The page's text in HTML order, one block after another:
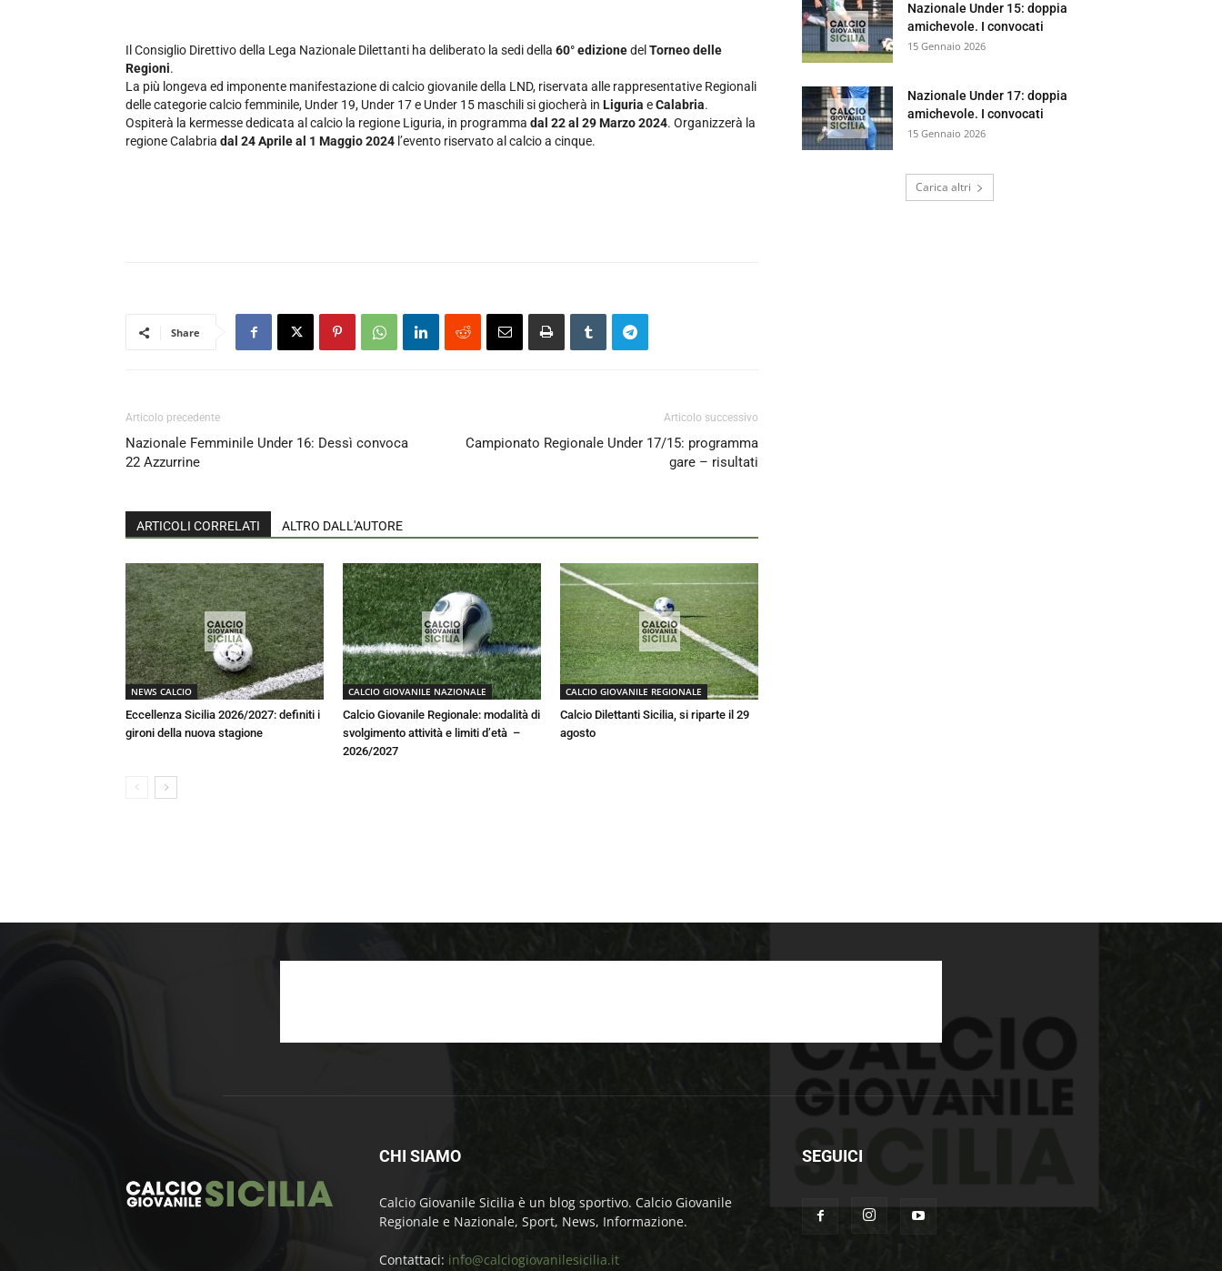
Il Consiglio Direttivo della Lega Nazionale Dilettanti ha deliberato la sedi della 60° edizionedel Torneo delle
Regioni.
La più longeva ed imponente manifestazione di calcio giovanile della LND, riservata alle rappresentative Regionali
delle categorie calcio femminile, Under 19, Under 17 e Under 15 maschili si giocherà in Liguria eCalabria.
Ospiterà la kermesse dedicata al calcio la regione Liguria, in programma dal 22 al 29 Marzo 2024. Organizzerà la
regione Calabria dal 24 Aprile al 1 Maggio 2024 l’evento riservato al calcio a cinque.
Share
Articolo precedente
Nazionale Femminile Under 16: Dessì convoca
22 Azzurrine
Articolo successivo
Campionato Regionale Under 17/15: programma
gare – risultati
ARTICOLI CORRELATI ALTRO DALL'AUTORE
NEWS CALCIO
Eccellenza Sicilia 2026/2027: definiti i
gironi della nuova stagione
CALCIO GIOVANILE NAZIONALE
Calcio Giovanile Regionale: modalità di
svolgimento attività e limiti d’età –
2026/2027
CALCIO GIOVANILE REGIONALE
Calcio Dilettanti Sicilia, si riparte il 29
agosto
Nazionale Under 15: doppia
amichevole. I convocati
15 Gennaio 2026
Nazionale Under 17: doppia
amichevole. I convocati
15 Gennaio 2026
Carica altri
CHI SIAMO
Calcio Giovanile Sicilia è un blog sportivo. Calcio Giovanile
Regionale e Nazionale, Sport, News, Informazione.
Contattaci: info@calciogiovanilesicilia.it
SEGUICI